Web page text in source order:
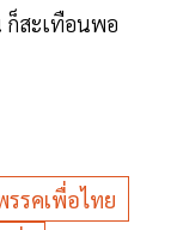
ก็สะเทือนพอ
รรคเพื่อไทย